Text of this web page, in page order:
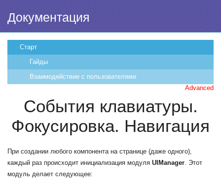
Документация
Старт
Гайды
Взаимодействие с пользователями
Advanced
События клавиатуры.
Фокусировка. Навигация
При создании любого компонента на странице (даже одного),
каждый раз происходит инициализация модуля UIManager. Этот
модуль делает следующее: